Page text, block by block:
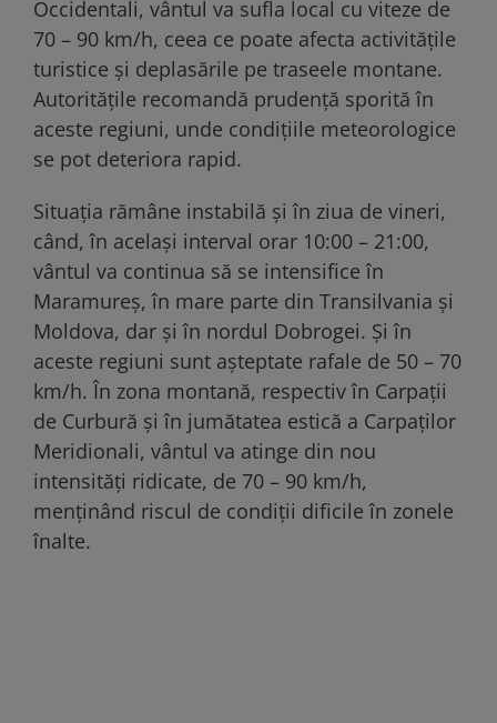
Occidentali, vântul va sufla local cu viteze de
70 – 90 km/h, ceea ce poate afecta activitățile
turistice și deplasările pe traseele montane.
Autoritățile recomandă prudență sporită în
aceste regiuni, unde condițiile meteorologice
se pot deteriora rapid.
Situația rămâne instabilă și în ziua de vineri,
când, în același interval orar 10:00 – 21:00,
vântul va continua să se intensifice în
Maramureș, în mare parte din Transilvania și
Moldova, dar și în nordul Dobrogei. Și în
aceste regiuni sunt așteptate rafale de 50 – 70
km/h. În zona montană, respectiv în Carpații
de Curbură și în jumătatea estică a Carpaților
Meridionali, vântul va atinge din nou
intensități ridicate, de 70 – 90 km/h,
menținând riscul de condiții dificile în zonele
înalte.